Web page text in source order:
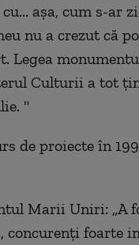
aşa, cum s-ar
nu a crezut că
Legea
Culturii a tot
"
de proiecte în
Marii Uniri: „A
concurenţi foarte